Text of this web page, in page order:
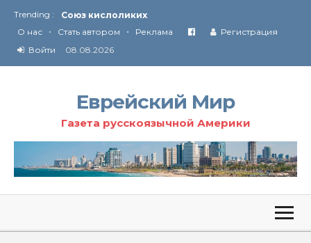
Trending :
Союз кислоликих
Соглашение США с Ираном
Технология Революции в Иране
О нас • Стать автором • Реклама
Регистрация
Войти
08.08.2026
Еврейский Мир
Газета русскоязычной Америки